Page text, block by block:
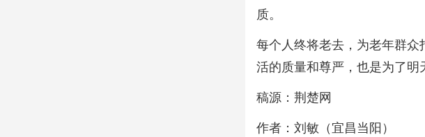
质。
每个人终将老去，为老年群
活的质量和尊严，也是为了明
稿源：荆楚网
作者：刘敏（宜昌当阳）